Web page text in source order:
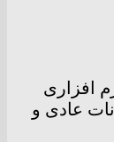
افزاری
عادی و